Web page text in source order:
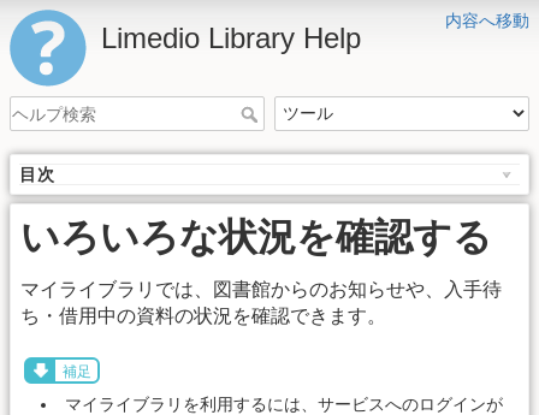
内容へ移動
Limedio Library Help
目次
いろいろな状況を確認する
マイライブラリでは、図書館からのお知らせや、入手待
ち・借用中の資料の状況を確認できます。
補足
マイライブラリを利用するには、サービスへのログインが